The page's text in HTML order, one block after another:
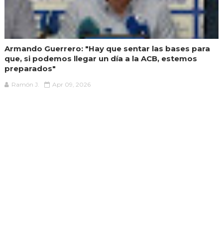
Armando Guerrero: "Hay que sentar las bases para
que, si podemos llegar un día a la ACB, estemos
preparados"
Ramón J. Apr 09, 2026